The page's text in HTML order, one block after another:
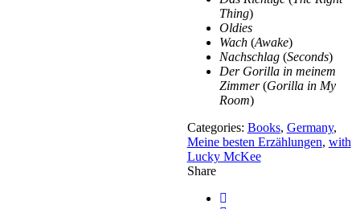
Thing)
Oldies
Wach (Awake)
Nachschlag (Seconds)
Der Gorilla in meinem
Zimmer(Gorilla in My
Room)
Categories: Books, Germany,
Meine besten Erzählungen, with
Lucky McKee
Share